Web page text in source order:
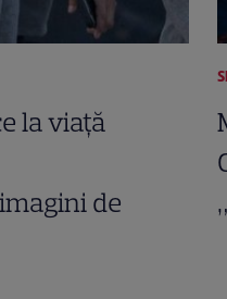
la viață
de